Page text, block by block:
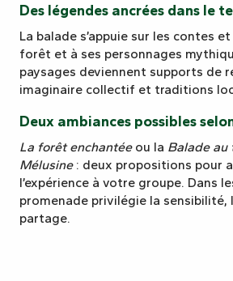
Des légendes ancrées dans le
La balade s’appuie sur les contes
forêt et à ses personnages
paysages deviennent supports de
imaginaire collectif et traditions
Deux ambiances possibles
La forêt enchantéeou la Balade au
Mélusine: deux propositions pour
l’expérience à votre groupe. Dans
promenade privilégie la sensibilité,
partage.